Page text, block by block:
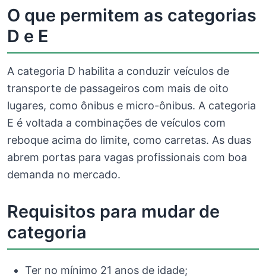
O que permitem as categorias
D e E
A categoria D habilita a conduzir veículos de
transporte de passageiros com mais de oito
lugares, como ônibus e micro-ônibus. A categoria
E é voltada a combinações de veículos com
reboque acima do limite, como carretas. As duas
abrem portas para vagas profissionais com boa
demanda no mercado.
Requisitos para mudar de
categoria
Ter no mínimo 21 anos de idade;